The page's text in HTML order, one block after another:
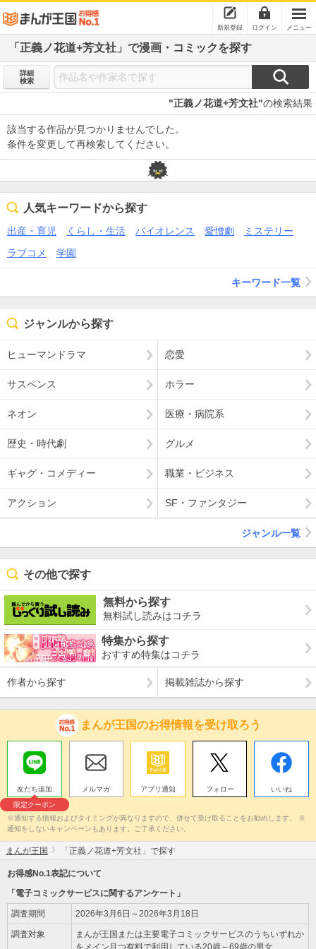
新規登録 ログイン メニュー
「正義ノ花道+芳文社」で漫画・コミックを探す
詳細
検索
"正義ノ花道+芳文社"の検索結果
該当する作品が見つかりませんでした。
条件を変更して再検索してください。
人気キーワードから探す
出産・育児 くらし・生活 バイオレンス 愛憎劇
ミステリー
ラブコメ
学園
キーワード一覧
ジャンルから探す
ヒューマンドラマ 恋愛
サスペンス ホラー
ネオン 医療・病院系
歴史・時代劇 グルメ
ギャグ・コメディー 職業・ビジネス
アクション SF・ファンタジー
ジャンル一覧
その他で探す
無料から探す
無料試し読みはコチラ
特集から探す
おすすめ特集はコチラ
作者から探す 掲載雑誌から探す
まんが王国のお得情報を受け取ろう
友だち追加
限定クーポン
メルマガ アプリ通知 フォロー いいね
※通知する情報およびタイミングが異なりますので、併せて受け取ることをお勧めします。 ※
通知をしないキャンペーンもあります。ご了承ください。
まんが王国 「正義ノ花道+芳文社」で探す
お得感No.1表記について
「電子コミックサービスに関するアンケート」
調査期間 2026年3月6日～2026年3月18日
調査対象
まんが王国または主要電子コミックサービスのうちいずれか
をメイン且つ有料で利用している20歳～69歳の男女